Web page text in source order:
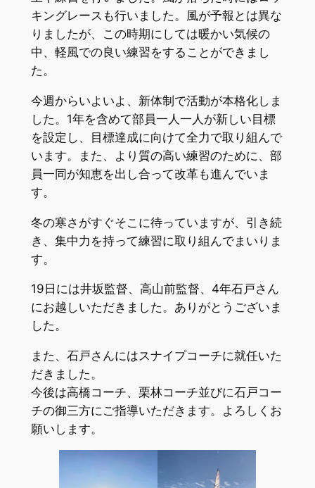
キングレースも行いました。風が予報とは異な
りましたが、この時期にしては暖かい気候の
中、軽風での良い練習をすることができまし
た。
今週からいよいよ、新体制で活動が本格化しま
した。1年を含めて部員一人一人が新しい目標
を設定し、目標達成に向けて全力で取り組んで
います。また、より質の高い練習のために、部
員一同が知恵を出し合って改革も進んでいま
す。
冬の寒さがすぐそこに待っていますが、引き続
き、集中力を持って練習に取り組んでまいりま
す。
19日には井坂監督、高山前監督、4年石戸さん
にお越しいただきました。ありがとうございま
した。
また、石戸さんにはスナイプコーチに就任いた
だきました。
今後は高橋コーチ、栗林コーチ並びに石戸コー
チの御三方にご指導いただきます。よろしくお
願いします。